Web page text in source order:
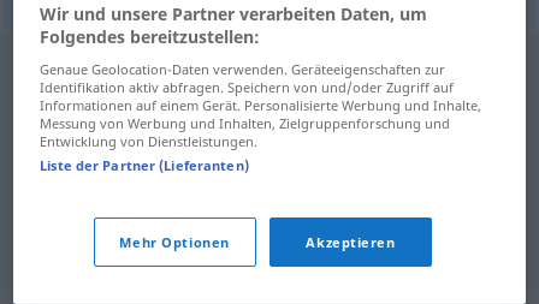
Wir und unsere Partner verarbeiten Daten, um
Folgendes bereitzustellen:
Genaue Geolocation-Daten verwenden. Geräteeigenschaften zur
Identifikation aktiv abfragen. Speichern von und/oder Zugriff auf
Informationen auf einem Gerät. Personalisierte Werbung und Inhalte,
Messung von Werbung und Inhalten, Zielgruppenforschung und
Entwicklung von Dienstleistungen.
Liste der Partner (Lieferanten)
Mehr Optionen Akzeptieren